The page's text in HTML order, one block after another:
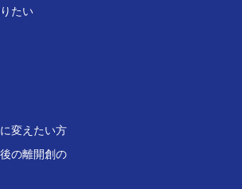
たい
変えたい方
の離開創の